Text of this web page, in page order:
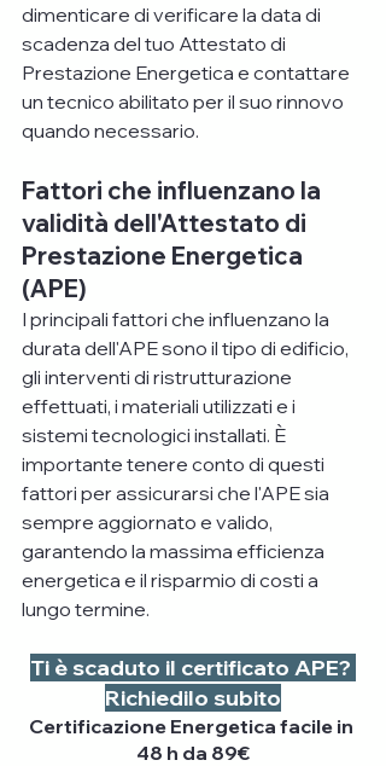
dimenticare di verificare la data di
scadenza del tuo Attestato di
Prestazione Energetica e contattare
un tecnico abilitato per il suo rinnovo
quando necessario.
Fattori che influenzano la
validità dell'Attestato di
Prestazione Energetica
(APE)
I principali fattori che influenzano la
durata dell'APE sono il tipo di edificio,
gli interventi di ristrutturazione
effettuati, i materiali utilizzati e i
sistemi tecnologici installati. È
importante tenere conto di questi
fattori per assicurarsi che l'APE sia
sempre aggiornato e valido,
garantendo la massima efficienza
energetica e il risparmio di costi a
lungo termine.
​Ti è scaduto il certificato APE?
Richiedilo subito
Certificazione Energetica facile in
48 h da 89€